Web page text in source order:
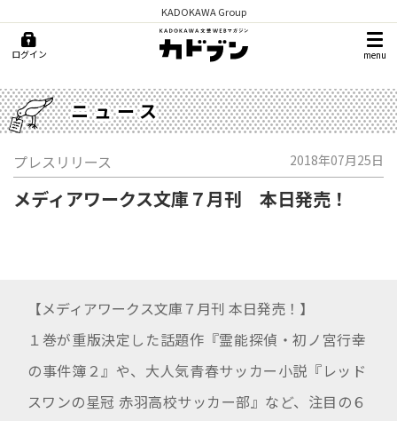
KADOKAWA Group
ログイン menu
ニュース
プレスリリース 2018年07月25日
メディアワークス文庫７月刊 本日発売！
【メディアワークス文庫７月刊 本日発売！】
１巻が重版決定した話題作『霊能探偵・初ノ宮行幸
の事件簿２』や、大人気青春サッカー小説『レッド
スワンの星冠 赤羽高校サッカー部』など、注目の６